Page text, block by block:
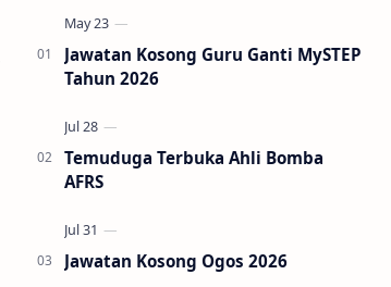
Jawatan Kosong Guru Ganti MySTEP
Tahun 2026
Temuduga Terbuka Ahli Bomba
AFRS
Jawatan Kosong Ogos 2026